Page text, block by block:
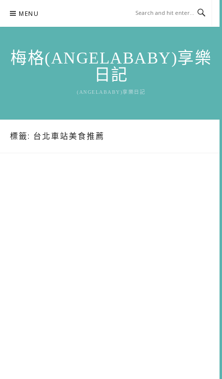
content
MENU
梅格(ANGELABABY)享樂
日記
(ANGELABABY)享樂日記
標籤: 台北車站美食推薦